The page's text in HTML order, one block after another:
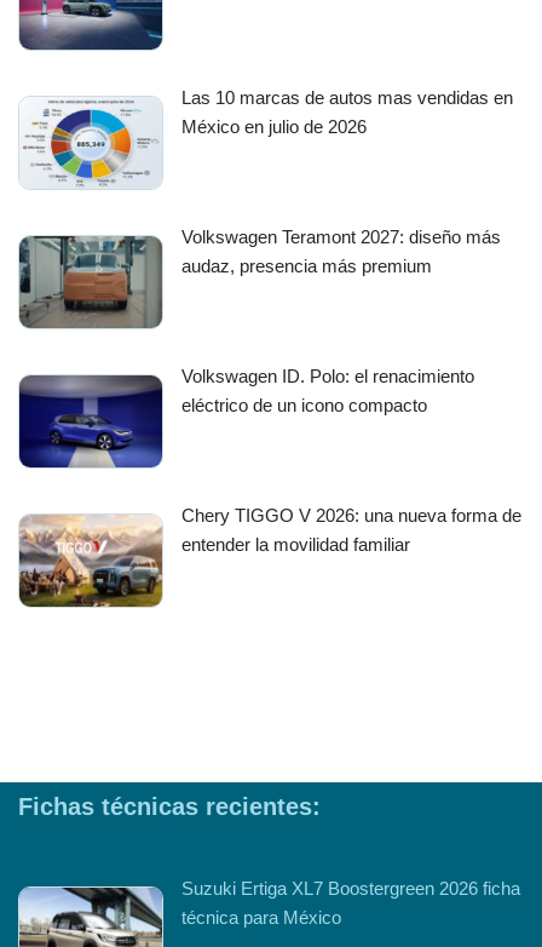
Las 10 marcas de autos mas vendidas en
México en julio de 2026
Volkswagen Teramont 2027: diseño más
audaz, presencia más premium
Volkswagen ID. Polo: el renacimiento
eléctrico de un icono compacto
Chery TIGGO V 2026: una nueva forma de
entender la movilidad familiar
Fichas técnicas recientes:
Suzuki Ertiga XL7 Boostergreen 2026 ficha
técnica para México